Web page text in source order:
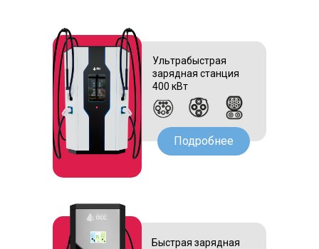
Ультрабыстрая
зарядная станция
400 кВт
Подробнее
Быстрая зарядная